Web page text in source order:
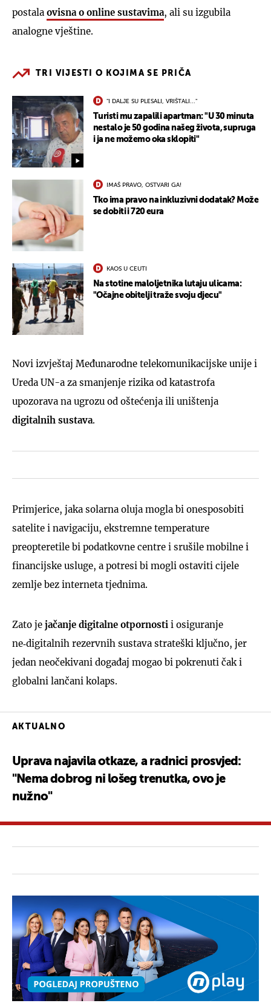
postala ovisna o online sustavima, ali su izgubila
analogne vještine.
TRI VIJESTI O KOJIMA SE PRIČA
"I DALJE SU PLESALI, VRIŠTALI..."
Turisti mu zapalili apartman: "U 30 minuta
nestalo je 50 godina našeg života, supruga
i ja ne možemo oka sklopiti"
IMAŠ PRAVO, OSTVARI GA!
Tko ima pravo na inkluzivni dodatak? Može
se dobiti i 720 eura
KAOS U CEUTI
Na stotine maloljetnika lutaju ulicama:
"Očajne obitelji traže svoju djecu"
Novi izvještaj Međunarodne telekomunikacijske unije i
Ureda UN-a za smanjenje rizika od katastrofa
upozorava na ugrozu od oštećenja ili uništenja
digitalnih sustava.
Primjerice, jaka solarna oluja mogla bi onesposobiti
satelite i navigaciju, ekstremne temperature
preopteretile bi podatkovne centre i srušile mobilne i
financijske usluge, a potresi bi mogli ostaviti cijele
zemlje bez interneta tjednima.
Zato je jačanje digitalne otpornosti i osiguranje
ne‑digitalnih rezervnih sustava strateški ključno, jer
jedan neočekivani događaj mogao bi pokrenuti čak i
globalni lančani kolaps.
AKTUALNO
Uprava najavila otkaze, a radnici prosvjed:
"Nema dobrog ni lošeg trenutka, ovo je
nužno"